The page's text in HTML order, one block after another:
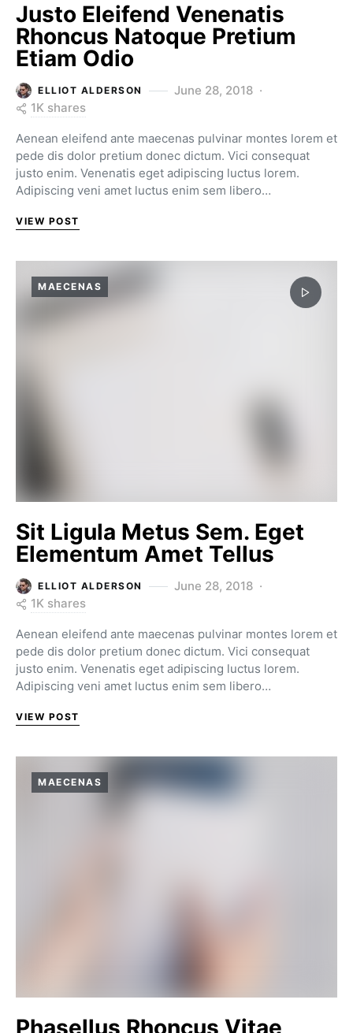
Justo Eleifend Venenatis
Rhoncus Natoque Pretium
Etiam Odio
ELLIOT ALDERSON
June 28, 2018
1K shares
Aenean eleifend ante maecenas pulvinar montes lorem et
pede dis dolor pretium donec dictum. Vici consequat
justo enim. Venenatis eget adipiscing luctus lorem.
Adipiscing veni amet luctus enim sem libero…
VIEW POST
MAECENAS
Sit Ligula Metus Sem. Eget
Elementum Amet Tellus
ELLIOT ALDERSON
June 28, 2018
1K shares
Aenean eleifend ante maecenas pulvinar montes lorem et
pede dis dolor pretium donec dictum. Vici consequat
justo enim. Venenatis eget adipiscing luctus lorem.
Adipiscing veni amet luctus enim sem libero…
VIEW POST
MAECENAS
Phasellus Rhoncus Vitae